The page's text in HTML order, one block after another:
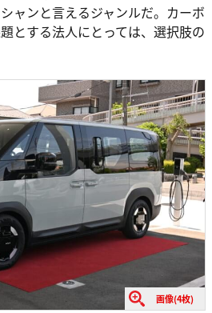
ャンと言えるジャンルだ。カーボ
とする法人にとっては、選択肢の
画像(4枚)